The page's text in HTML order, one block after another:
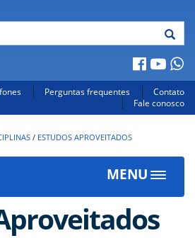
Perguntas frequentes
Contato
Fale conosco
/ ESTUDOS APROVEITADOS
MENU
Toggle